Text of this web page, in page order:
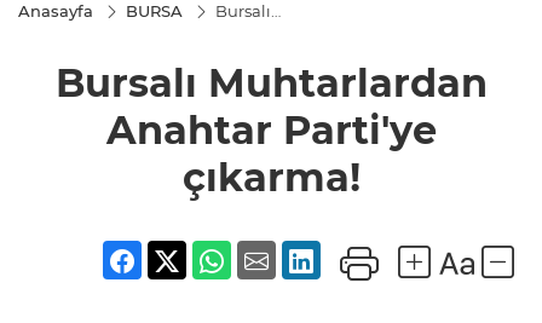
Anasayfa BURSA
Bursalı
Parti'ye
çıkarma!
Bursalı Muhtarlardan
Anahtar Parti'ye
çıkarma!